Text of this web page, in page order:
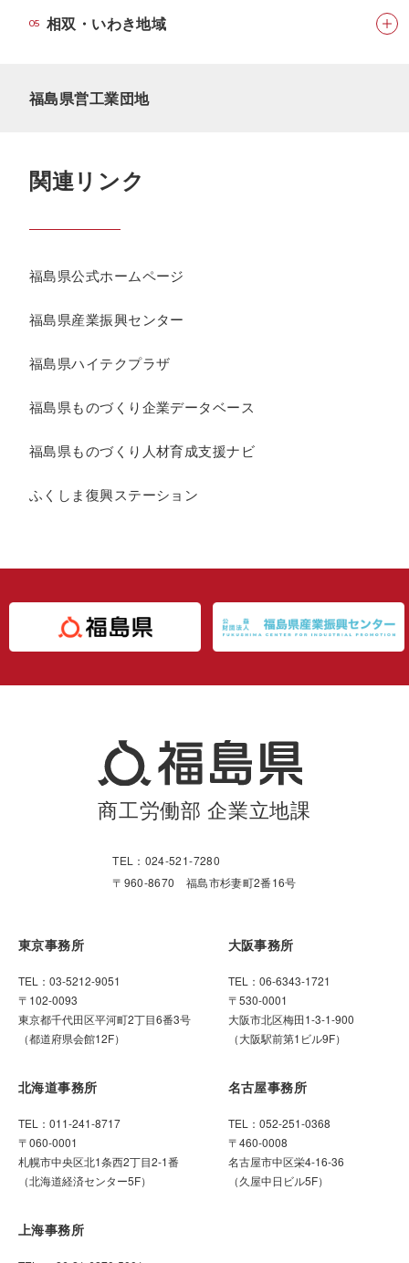
05 相双・いわき地域
福島県営工業団地
関連リンク
福島県公式ホームページ
福島県産業振興センター
福島県ハイテクプラザ
福島県ものづくり企業データベース
福島県ものづくり人材育成支援ナビ
ふくしま復興ステーション
商工労働部 企業立地課
TEL：024-521-7280
〒960-8670 福島市杉妻町2番16号
東京事務所
TEL：03-5212-9051
〒102-0093
東京都千代田区平河町2丁目6番3号
（都道府県会館12F）
大阪事務所
TEL：06-6343-1721
〒530-0001
大阪市北区梅田1-3-1-900
（大阪駅前第1ビル9F）
北海道事務所
TEL：011-241-8717
〒060-0001
札幌市中央区北1条西2丁目2-1番
（北海道経済センター5F）
名古屋事務所
TEL：052-251-0368
〒460-0008
名古屋市中区栄4-16-36
（久屋中日ビル5F）
上海事務所